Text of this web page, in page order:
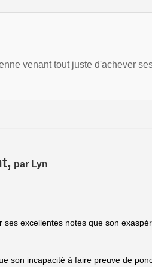
venant tout juste d'achever
par Lyn
excellentes notes que son
son incapacité à faire preuve de